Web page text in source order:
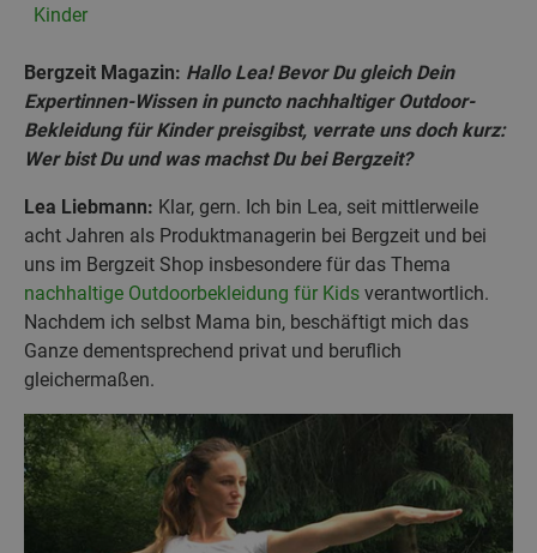
Kinder
Bergzeit Magazin: Hallo Lea! Bevor Du gleich Dein
Expertinnen-Wissen in puncto nachhaltiger Outdoor-
Bekleidung für Kinder preisgibst, verrate uns doch kurz:
Wer bist Du und was machst Du bei Bergzeit?
Lea Liebmann: Klar, gern. Ich bin Lea, seit mittlerweile
acht Jahren als Produktmanagerin bei Bergzeit und bei
uns im Bergzeit Shop insbesondere für das Thema
nachhaltige Outdoorbekleidung für Kids verantwortlich.
Nachdem ich selbst Mama bin, beschäftigt mich das
Ganze dementsprechend privat und beruflich
gleichermaßen.